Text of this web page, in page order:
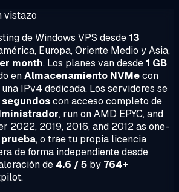
vistazo
de Windows VPS desde13
Europa, Oriente Medio y Asia,
month. Los planes van desde1 GB
enAlmacenamiento NVMecon
IPv4 dedicada. Los servidores se
con acceso completo de
, run on AMD EPYC, and
2022, 2019, 2016, and 2012 as one-
prueba, o trae tu propia licencia
de forma independiente desde
de 4.6 / 5 by 764+